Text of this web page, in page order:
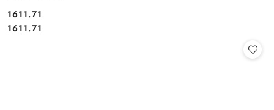
Cena:
1611.71
Cena:
1611.71